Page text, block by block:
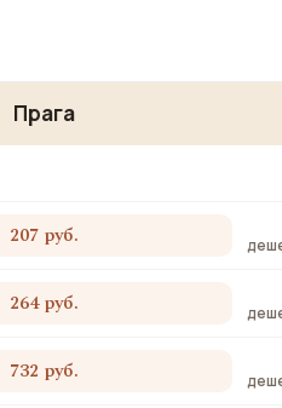
Прага
207 руб.
264 руб.
732 руб.